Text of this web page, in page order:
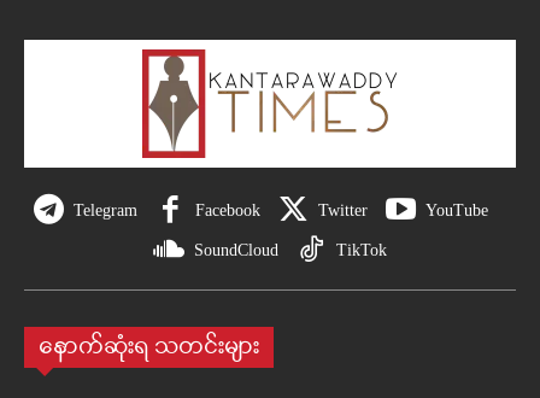
Telegram Facebook Twitter YouTube
SoundCloud TikTok
နောက်ဆုံးရ သတင်းများ